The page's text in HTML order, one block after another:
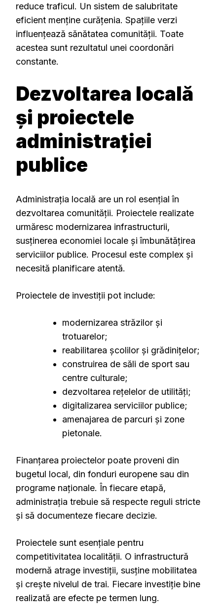
reduce traficul. Un sistem de salubritate
eficient menține curățenia. Spațiile verzi
influențează sănătatea comunității. Toate
acestea sunt rezultatul unei coordonări
constante.
Dezvoltarea locală
și proiectele
administrației
publice
Administrația locală are un rol esențial în
dezvoltarea comunității. Proiectele realizate
urmăresc modernizarea infrastructurii,
susținerea economiei locale și îmbunătățirea
serviciilor publice. Procesul este complex și
necesită planificare atentă.
Proiectele de investiții pot include:
modernizarea străzilor și
trotuarelor;
reabilitarea școlilor și grădinițelor;
construirea de săli de sport sau
centre culturale;
dezvoltarea rețelelor de utilități;
digitalizarea serviciilor publice;
amenajarea de parcuri și zone
pietonale.
Finanțarea proiectelor poate proveni din
bugetul local, din fonduri europene sau din
programe naționale. În fiecare etapă,
administrația trebuie să respecte reguli stricte
și să documenteze fiecare decizie.
Proiectele sunt esențiale pentru
competitivitatea localității. O infrastructură
modernă atrage investiții, susține mobilitatea
și crește nivelul de trai. Fiecare investiție bine
realizată are efecte pe termen lung.